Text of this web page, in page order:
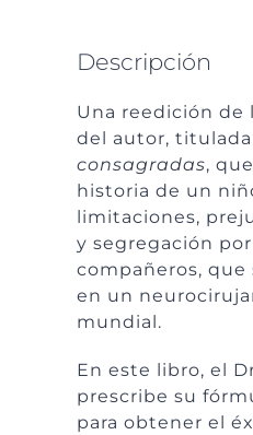
Descripción
Una reedición de
del autor, titulada
consagradas,
historia de un
limitaciones,
y segregación
compañeros, que
en un
mundial.
En este libro, el
prescribe su
para obtener el